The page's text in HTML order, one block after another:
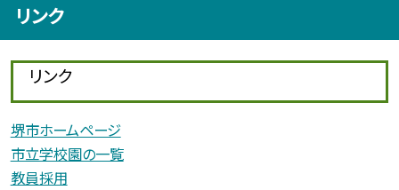
リンク
リンク
堺市ホームページ
市立学校園の一覧
教員採用